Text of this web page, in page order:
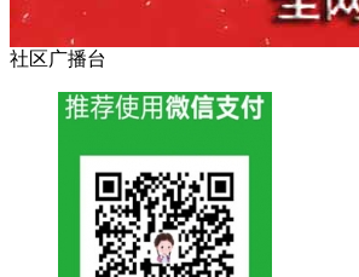
社区广播台